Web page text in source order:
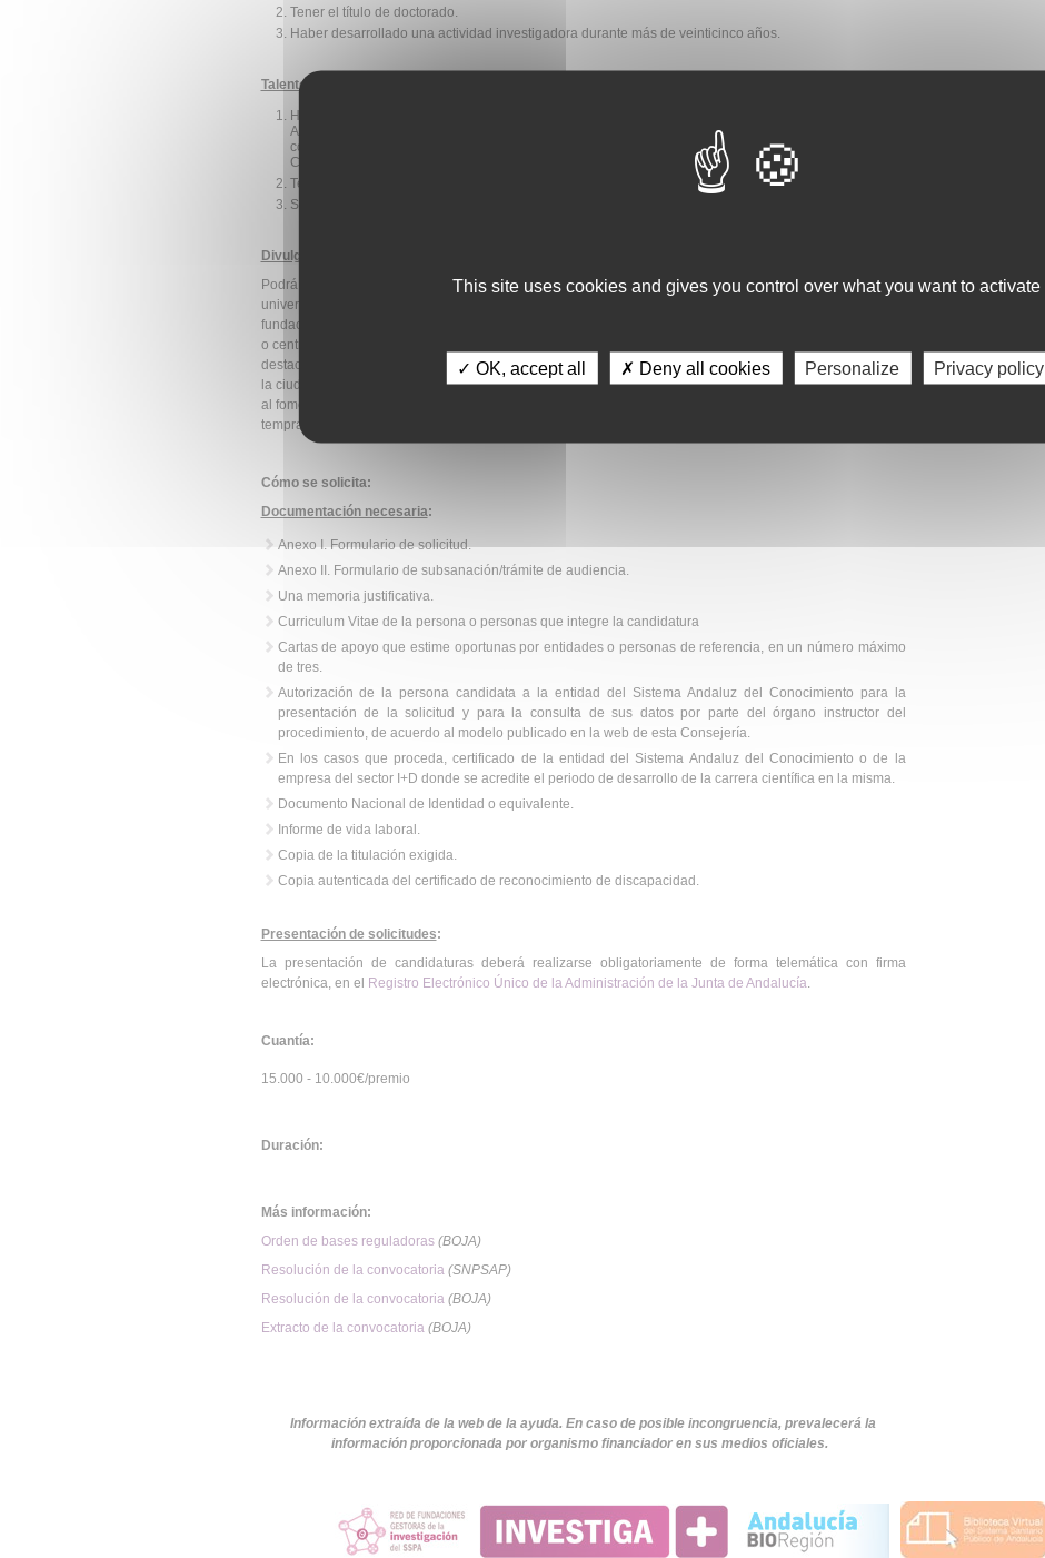
Tener el título de doctorado.
Haber desarrollado una actividad investigadora durante más de veinticinco años.
Talento Joven Investigador
Haber nacido o haber desarrollado como mínimo un periodo de cinco años de su carrera científica en
Andalucía, en cualquiera de las entidades del Sistema Andaluz de Conocimiento o bien en empresas
con actividades de I+D, o estar integrado en alguno de los Agentes del Sistema Andaluz del
Conocimiento inscritos como tal en el Registro de Agentes del Sistema Andaluz del Conocimiento.
Tener el título de doctorado.
Ser menor de 40 años.
Divulgación de la Ciencia y la Tecnología
Podrá presentarse cualquier entidad pública o privada, incluidas empresas, entidades científicas,
universidades, centros de investigación, sociedades científicas, academias, colegios profesionales,
fundaciones, consorcios, o cualquier otra con personalidad jurídica propia, con domicilio fiscal, sede social
o centro de trabajo en la Comunidad Autónoma de Andalucía. La candidatura deberá estar basada en una
destacada labor divulgativa sobre ciencia o tecnología dirigidas a potenciar el interés y la comprensión de
la ciudadanía por estas materias, o bien en el desarrollo de actividades que contribuyan de forma notable
al fomento de vocaciones científicas o técnicas entre la población andaluza, con especial foco en edades
tempranas, niñas, o mujeres jóvenes.
Cómo se solicita:
Documentación necesaria:
Anexo I. Formulario de solicitud.
Anexo II. Formulario de subsanación/trámite de audiencia.
Una memoria justificativa.
Curriculum Vitae de la persona o personas que integre la candidatura
Cartas de apoyo que estime oportunas por entidades o personas de referencia, en un número máximo
de tres.
Autorización de la persona candidata a la entidad del Sistema Andaluz del Conocimiento para la
presentación de la solicitud y para la consulta de sus datos por parte del órgano instructor del
procedimiento, de acuerdo al modelo publicado en la web de esta Consejería.
En los casos que proceda, certificado de la entidad del Sistema Andaluz del Conocimiento o de la
empresa del sector I+D donde se acredite el periodo de desarrollo de la carrera científica en la misma.
Documento Nacional de Identidad o equivalente.
Informe de vida laboral.
Copia de la titulación exigida.
Copia autenticada del certificado de reconocimiento de discapacidad.
Presentación de solicitudes:
La presentación de candidaturas deberá realizarse obligatoriamente de forma telemática con firma
electrónica, en el
Registro Electrónico Único de la Administración de la Junta de Andalucía.
Cuantía:
15.000 - 10.000€/premio
Duración:
Más información:
Orden de bases reguladoras (BOJA)
Resolución de la convocatoria (SNPSAP)
Resolución de la convocatoria (BOJA)
Extracto de la convocatoria (BOJA)
Información extraída de la web de la ayuda. En caso de posible incongruencia, prevalecerá la
información proporcionada por organismo financiador en sus medios oficiales.
This site uses cookies and gives you control over what you want to activate
✓ OK, accept all ✗ Deny all cookies Personalize Privacy policy